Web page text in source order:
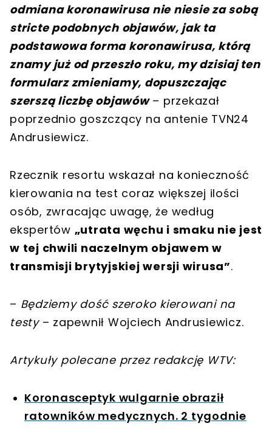
odmiana koronawirusa nie niesie za sobą
stricte podobnych objawów, jak ta
podstawowa forma koronawirusa, którą
znamy już od przeszło roku, my dzisiaj ten
formularz zmieniamy, dopuszczając
szerszą liczbę objawów– przekazał
poprzednio goszczący na antenie TVN24
Andrusiewicz.
Rzecznik resortu wskazał na konieczność
kierowania na test coraz większej ilości
osób, zwracając uwagę, że według
ekspertów „utrata węchu i smaku nie jest
w tej chwili naczelnym objawem w
transmisji brytyjskiej wersji wirusa”.
– Będziemy dość szeroko kierowani na
testy– zapewnił Wojciech Andrusiewicz.
Artykuły polecane przez redakcję WTV:
Koronasceptyk wulgarnie obraził
ratowników medycznych. 2 tygodnie